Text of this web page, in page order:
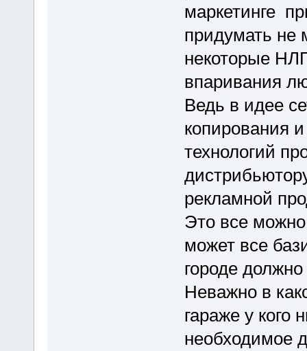
маркетинге
придумать не
некоторые
впаривания
Ведь в идее
копирования
технологий
рекламной
Это все
может все
городе
Неважно в
гараже у кого
необходимое